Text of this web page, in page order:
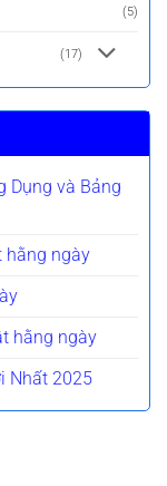
(5)
(17)
Dụng và Bảng
hằng ngày
hằng ngày
Nhất 2025